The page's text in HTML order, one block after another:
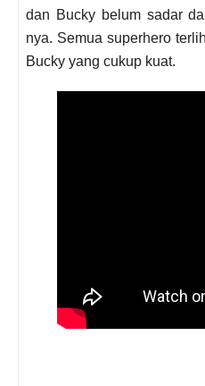
dan Bucky belum sadar
nya. Semua superhero
Bucky yang cukup kuat.